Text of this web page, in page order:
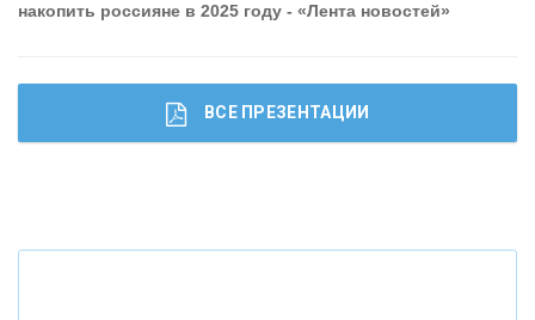
Что будет с наличными деньгами при цифровом
накопить россияне в 2025 году - «Лента новостей»
ВСЕ ПРЕЗЕНТАЦИИ